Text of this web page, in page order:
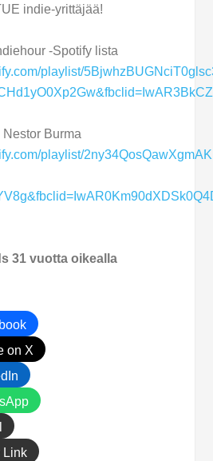
indie-yrittäjää!
-Spotify lista
playlist/
Burma
playlist/
31 vuotta oikealla
on X
Link